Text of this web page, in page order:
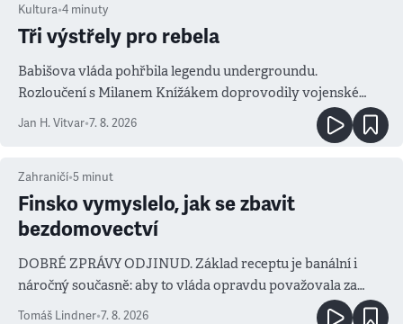
Kultura•4 minuty
Tři výstřely pro rebela
Babišova vláda pohřbila legendu undergroundu.
Rozloučení s Milanem Knížákem doprovodily vojenské
Jan H. Vitvar•7. 8. 2026
Zahraničí•5 minut
Finsko vymyslelo, jak se zbavit
bezdomovectví
DOBRÉ ZPRÁVY ODJINUD. Základ receptu je banální i
náročný současně: aby to vláda opravdu považovala za
Tomáš Lindner•7. 8. 2026